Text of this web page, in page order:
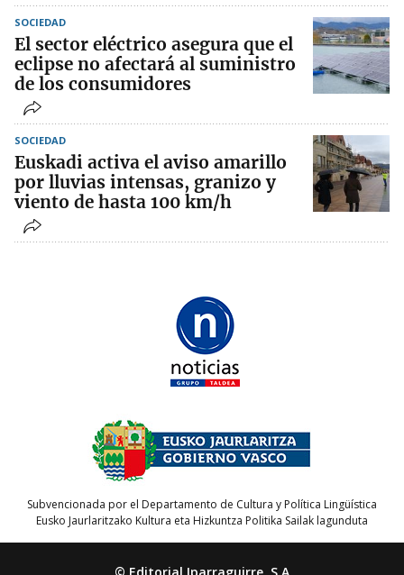
SOCIEDAD
El sector eléctrico asegura que el
eclipse no afectará al suministro
de los consumidores
SOCIEDAD
Euskadi activa el aviso amarillo
por lluvias intensas, granizo y
viento de hasta 100 km/h
Subvencionada por el Departamento de Cultura y Política Lingüística
Eusko Jaurlaritzako Kultura eta Hizkuntza Politika Sailak lagunduta